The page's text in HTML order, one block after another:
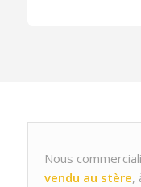
Nous
vendu au stère,